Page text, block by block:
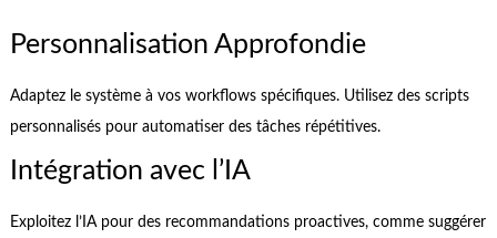
Personnalisation Approfondie
Adaptez le système à vos workflows spécifiques. Utilisez des scripts
personnalisés pour automatiser des tâches répétitives.
Intégration avec l’IA
Exploitez l’IA pour des recommandations proactives, comme suggérer